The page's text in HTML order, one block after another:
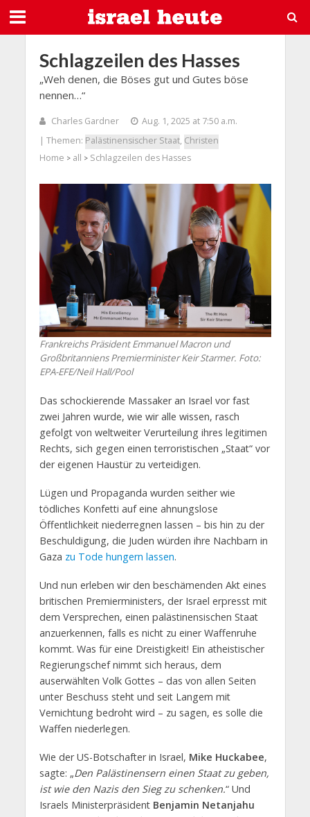
Schlagzeilen des Hasses
„Weh denen, die Böses gut und Gutes böse
nennen…“
Charles Gardner
Aug. 1, 2025 at 7:50 a.m.
| Themen: Palästinensischer Staat, Christen
Home > all > Schlagzeilen des Hasses
Frankreichs Präsident Emmanuel Macron und
Großbritanniens Premierminister Keir Starmer. Foto:
EPA-EFE/Neil Hall/Pool
Das schockierende Massaker an Israel vor fast
zwei Jahren wurde, wie wir alle wissen, rasch
gefolgt von weltweiter Verurteilung ihres legitimen
Rechts, sich gegen einen terroristischen „Staat“ vor
der eigenen Haustür zu verteidigen.
Lügen und Propaganda wurden seither wie
tödliches Konfetti auf eine ahnungslose
Öffentlichkeit niederregnen lassen – bis hin zu der
Beschuldigung, die Juden würden ihre Nachbarn in
Gaza zu Tode hungern lassen.
Und nun erleben wir den beschämenden Akt eines
britischen Premierministers, der Israel erpresst mit
dem Versprechen, einen palästinensischen Staat
anzuerkennen, falls es nicht zu einer Waffenruhe
kommt. Was für eine Dreistigkeit! Ein atheistischer
Regierungschef nimmt sich heraus, dem
auserwählten Volk Gottes – das von allen Seiten
unter Beschuss steht und seit Langem mit
Vernichtung bedroht wird – zu sagen, es solle die
Waffen niederlegen.
Wie der US-Botschafter in Israel, Mike Huckabee,
sagte: „Den Palästinensern einen Staat zu geben,
ist wie den Nazis den Sieg zu schenken.“ Und
Israels Ministerpräsident Benjamin Netanjahu